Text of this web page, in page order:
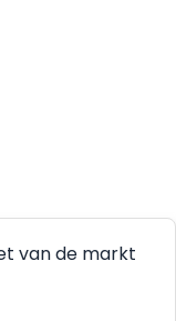
van de markt